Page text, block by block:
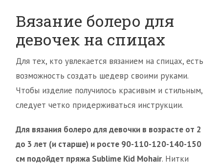
Вязание болеро для
девочек на спицах
Для тех, кто увлекается вязанием на спицах, есть
возможность создать шедевр своими руками.
Чтобы изделие получилось красивым и стильным,
следует четко придерживаться инструкции.
Для вязания болеро для девочки в возрасте от 2
до 3 лет (и старше) и росте 90-110-120-140-150
см подойдет пряжа Sublime Kid Mohair. Нитки